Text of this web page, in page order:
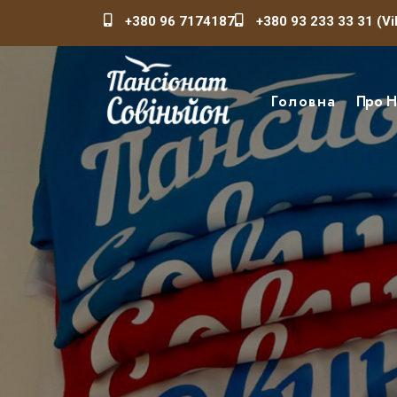
+380 96 7174187 +380 93 233 33 31
Головна Про